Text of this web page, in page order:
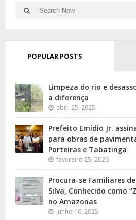
Search
for:
Search
POPULAR POSTS
Limpeza do rio e
a diferença
abril 25, 2025
Prefeito Emídio Jr.
para obras de
Porteiras e Tabatinga
fevereiro 25, 2026
Procura-se Familiares
Silva, Conhecido como
no Amazonas
junho 10, 2025